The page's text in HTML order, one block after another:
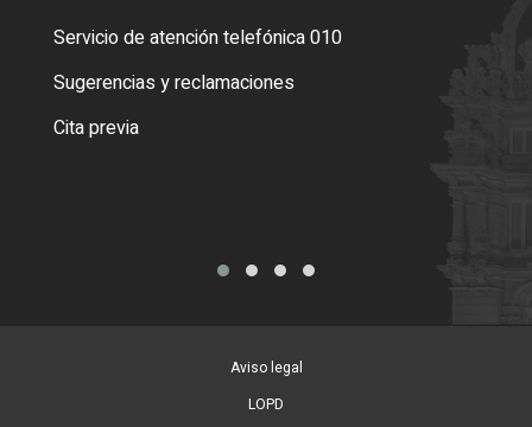
Servicio de atención telefónica 010
Sugerencias y reclamaciones
Cita previa
Aviso legal
LOPD